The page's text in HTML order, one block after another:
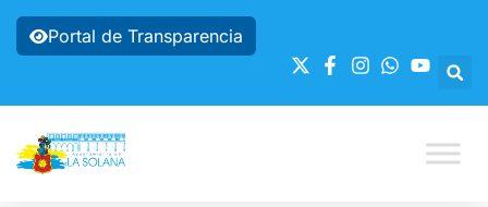
Portal de Transparencia